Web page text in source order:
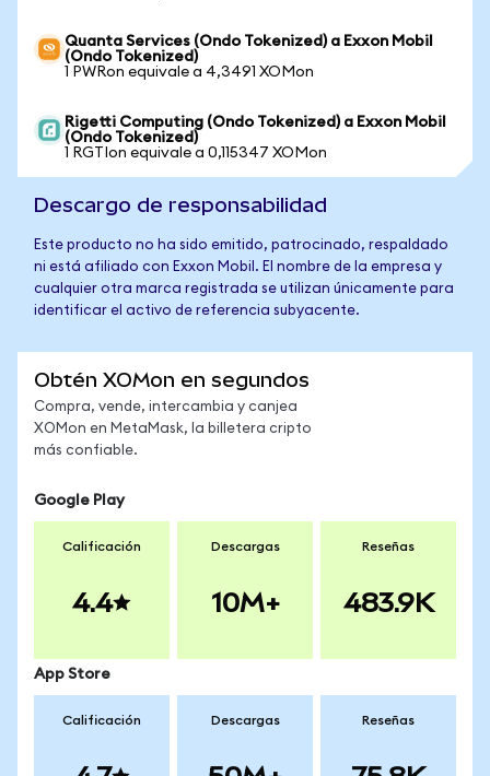
Quanta Services (Ondo Tokenized) a Exxon Mobil
(Ondo Tokenized)
1 PWRon equivale a 4,3491 XOMon
Rigetti Computing (Ondo Tokenized) a Exxon Mobil
(Ondo Tokenized)
1 RGTIon equivale a 0,115347 XOMon
Descargo de responsabilidad
Este producto no ha sido emitido, patrocinado, respaldado
ni está afiliado con Exxon Mobil. El nombre de la empresa y
cualquier otra marca registrada se utilizan únicamente para
identificar el activo de referencia subyacente.
Obtén XOMon en segundos
Compra, vende, intercambia y canjea
XOMon en MetaMask, la billetera cripto
más confiable.
Google Play
Calificación
4.4
Descargas
10M+
Reseñas
483.9K
App Store
Calificación Descargas Reseñas